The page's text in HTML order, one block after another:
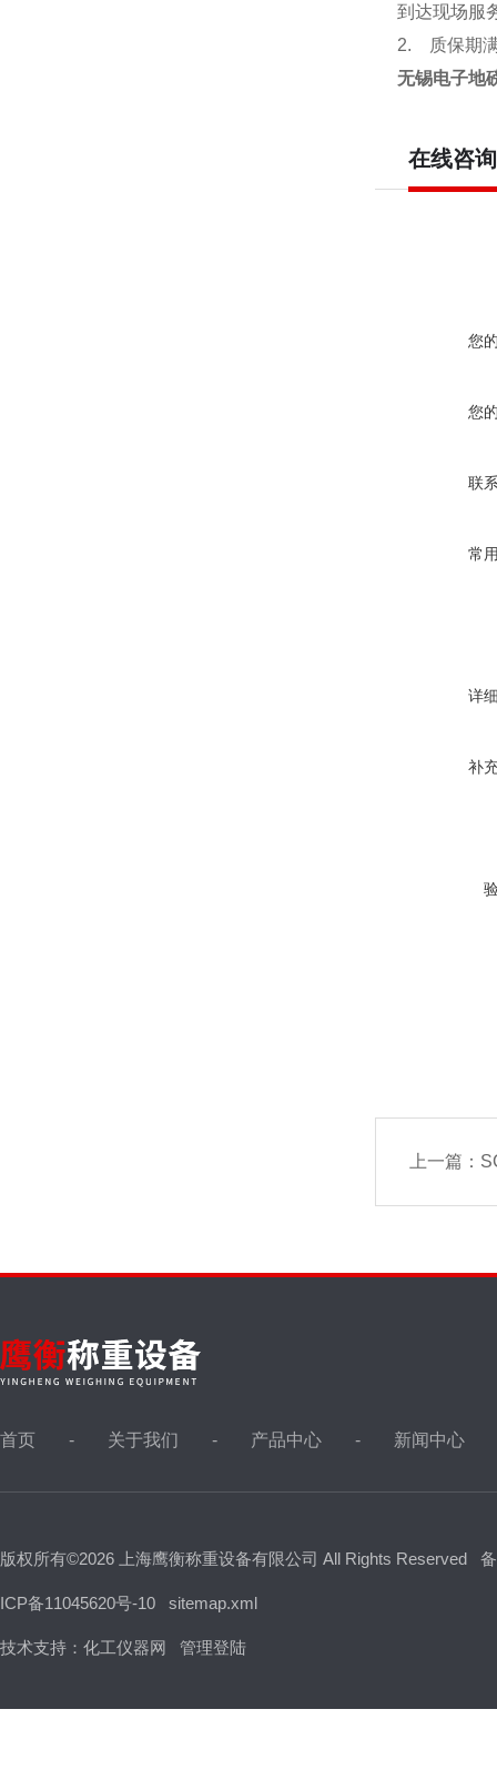
到达现场服
2.
质保期
无锡电子地
在线咨询
您
您
联
常
详
补
上一篇：
首页 关于我们 产品中心 新闻中心
版权所有©2026 上海鹰衡称重设备有限公司 All Rights Reserved
ICP备11045620号-10 sitemap.xml
技术支持： 化工仪器网 管理登陆